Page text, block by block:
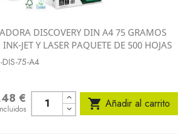
DISCOVERY DIN A4 75 GRAMOS
JET Y LASER PAQUETE DE 500 HOJAS
75-A4
€  Añadir al carrito